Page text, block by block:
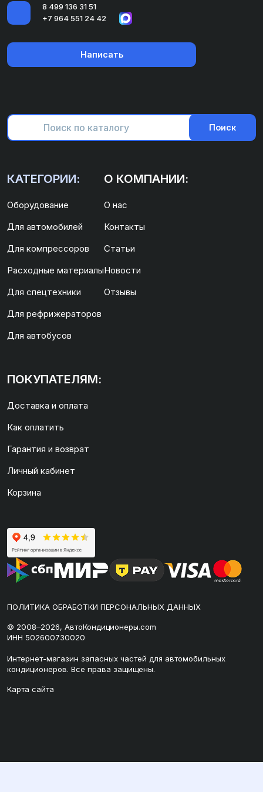
8 499 136 31 51
+7 964 551 24 42
Написать
Поиск
КАТЕГОРИИ:
Оборудование
Для автомобилей
Для компрессоров
Расходные материалы
Для спецтехники
Для рефрижераторов
Для автобусов
О КОМПАНИИ:
О нас
Контакты
Статьи
Новости
Отзывы
ПОКУПАТЕЛЯМ:
Доставка и оплата
Как оплатить
Гарантия и возврат
Личный кабинет
Корзина
ПОЛИТИКА ОБРАБОТКИ ПЕРСОНАЛЬНЫХ ДАННЫХ
© 2008–2026, АвтоКондиционеры.com
ИНН 502600730020
Интернет-магазин запасных частей для автомобильных
кондиционеров. Все права защищены.
Карта сайта